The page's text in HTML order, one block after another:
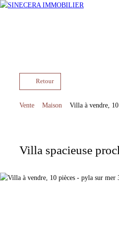
Retour
Vente Maison Villa à vendre,
Villa spacieuse